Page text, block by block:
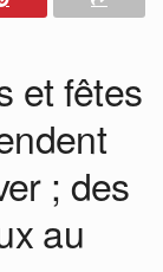
et fêtes
; des
au